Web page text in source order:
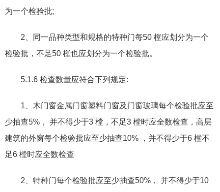
为一个检验批;
2 、同一品种类型和规格的特种门每50 樘应划分为一个
检验批 ， 不足50 樘也应划分为一个检验批。
5.1.6 检查数量应符合下列规定:
1 、木门窗金属门窗塑料门窗及门窗玻璃每个检验批应至
少抽查5% ， 并不得少于3 樘 ， 不足3 樘时应全数检查 ， 高层
建筑的外窗每个检验批应至少抽查10% ， 并不得少于6 樘不
足6 樘时应全数检查
2 、特种门每个检验批应至少抽查50% ， 并不得少于10